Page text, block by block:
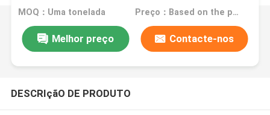
MOQ：Uma tonelada Preço：Based on the price of the day
Melhor preço Contacte-nos
DESCRIçãO DE PRODUTO